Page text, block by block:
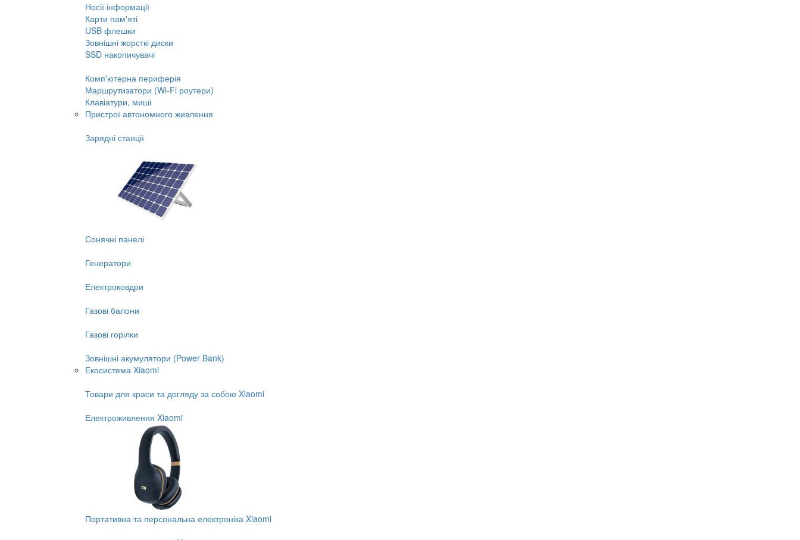
Носії інформації
Карти пам'яті
USB флешки
Зовнішні жорсткі диски
SSD накопичувачі
Комп'ютерна периферія
Маршрутизатори (Wi-Fi роутери)
Клавіатури, миші
Пристрої автономного живлення
Зарядні станції
Сонячні панелі
Генератори
Електроковдри
Газові балони
Газові горілки
Зовнішні акумулятори (Power Bank)
Екосистема Xiaomi
Товари для краси та догляду за собою Xiaomi
Електроживлення Xiaomi
Портативна та персональна електроніка Xiaomi